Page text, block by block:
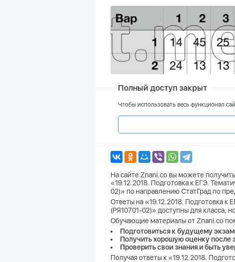
Полный доступ закрыт
Чтобы использовать весь функционал
На сайте Znani.co вы можете
«19.12.2018. Подготовка к ЕГЭ.
02)» по направлению СтатГрад по
Ответы на «19.12.2018. Подготовка к
(РЯ10701-02)» доступны для класса,
Обучающие материалы от Znani.co
Подготовиться к будущему
Получить хорошую оценку после
Проверить свои знания и быть
Получая ответы к «19.12.2018.